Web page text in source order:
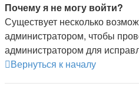
Почему я не могу войти?
Существует несколько
администратором, чтобы
администратором для
Вернуться к началу